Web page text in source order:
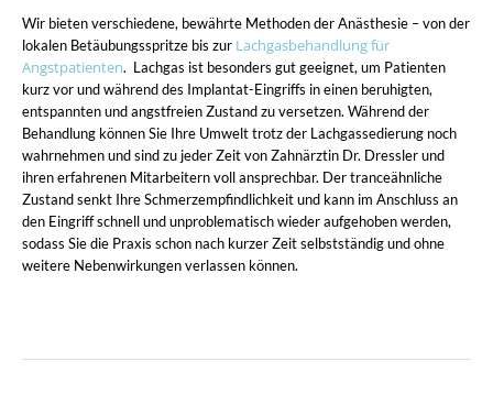
Wir bieten verschiedene, bewährte Methoden der Anästhesie – von der
lokalen Betäubungsspritze bis zur Lachgasbehandlung für
Angstpatienten. Lachgas ist besonders gut geeignet, um Patienten
kurz vor und während des Implantat-Eingriffs in einen beruhigten,
entspannten und angstfreien Zustand zu versetzen. Während der
Behandlung können Sie Ihre Umwelt trotz der Lachgassedierung noch
wahrnehmen und sind zu jeder Zeit von Zahnärztin Dr. Dressler und
ihren erfahrenen Mitarbeitern voll ansprechbar. Der tranceähnliche
Zustand senkt Ihre Schmerzempfindlichkeit und kann im Anschluss an
den Eingriff schnell und unproblematisch wieder aufgehoben werden,
sodass Sie die Praxis schon nach kurzer Zeit selbstständig und ohne
weitere Nebenwirkungen verlassen können.